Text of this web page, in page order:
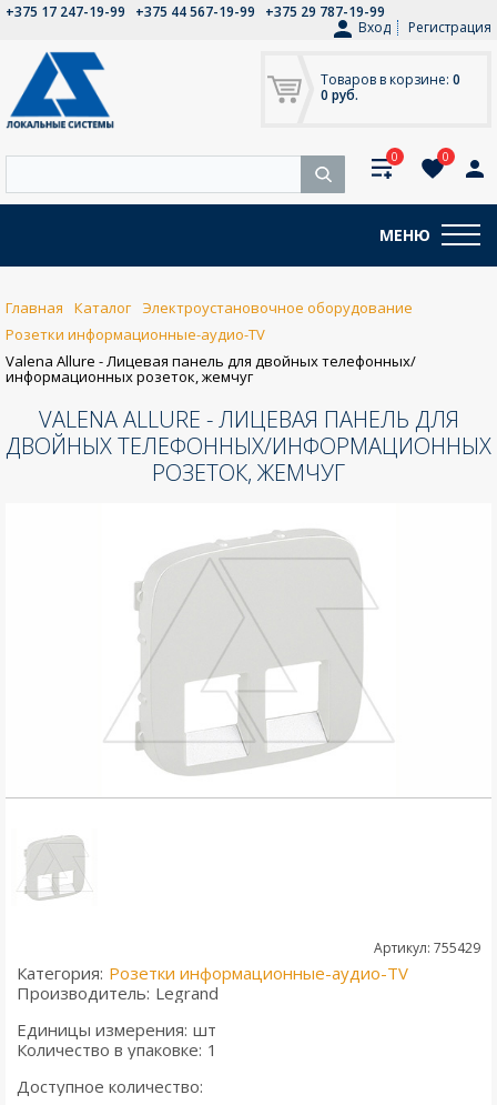
+375 17 247-19-99 +375 44 567-19-99
+375 29 787-19-99
Вход
Регистрация
Товаров в корзине: 0
0 руб.
0 0
МЕНЮ
Главная Каталог
Электроустановочное оборудование
Розетки информационные-аудио-TV
Valena Allure - Лицевая панель для двойных телефонных/
информационных розеток, жемчуг
VALENA ALLURE - ЛИЦЕВАЯ ПАНЕЛЬ ДЛЯ
ДВОЙНЫХ ТЕЛЕФОННЫХ/ИНФОРМАЦИОННЫХ
РОЗЕТОК, ЖЕМЧУГ
Артикул: 755429
Категория: Розетки информационные-аудио-TV
Производитель: Legrand
Единицы измерения: шт
Количество в упаковке: 1
Доступное количество: